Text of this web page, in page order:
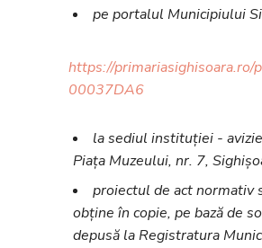
pe portalul Municipiului
https://
00037DA6
la sediul instituției -
Piața Muzeului, nr. 7,
proiectul de act normativ
obține în copie, pe bază de
depusă la Registratura